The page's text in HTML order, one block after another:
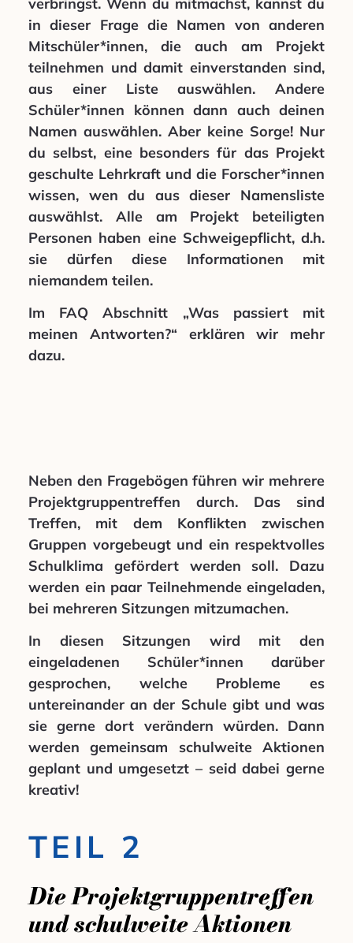
in dieser Frage die Namen von anderen
Mitschüler*innen, die auch am Projekt
teilnehmen und damit einverstanden sind,
aus einer Liste auswählen. Andere
Schüler*innen können dann auch deinen
Namen auswählen. Aber keine Sorge! Nur
du selbst, eine besonders für das Projekt
geschulte Lehrkraft und die Forscher*innen
wissen, wen du aus dieser Namensliste
auswählst. Alle am Projekt beteiligten
Personen haben eine Schweigepflicht, d.h.
sie dürfen diese Informationen mit
niemandem teilen.
Im FAQ Abschnitt „Was passiert mit
meinen Antworten?“ erklären wir mehr
dazu.
TEIL 2
Die Projektgruppentreffen
und schulweite Aktionen
Neben den Fragebögen führen wir mehrere
Projektgruppentreffen durch. Das sind
Treffen, mit dem Konflikten zwischen
Gruppen vorgebeugt und ein respektvolles
Schulklima gefördert werden soll. Dazu
werden ein paar Teilnehmende eingeladen,
bei mehreren Sitzungen mitzumachen.
In diesen Sitzungen wird mit den
eingeladenen Schüler*innen darüber
gesprochen, welche Probleme es
untereinander an der Schule gibt und was
sie gerne dort verändern würden. Dann
werden gemeinsam schulweite Aktionen
geplant und umgesetzt – seid dabei gerne
kreativ!